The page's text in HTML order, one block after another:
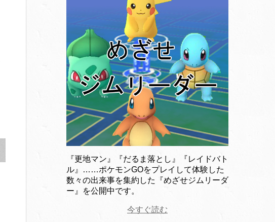
『更地マン』『だるま落とし』『レイドバト
ル』……ポケモンGOをプレイして体験した
数々の出来事を集約した『めざせジムリーダ
ー』を公開中です。
今すぐ読む